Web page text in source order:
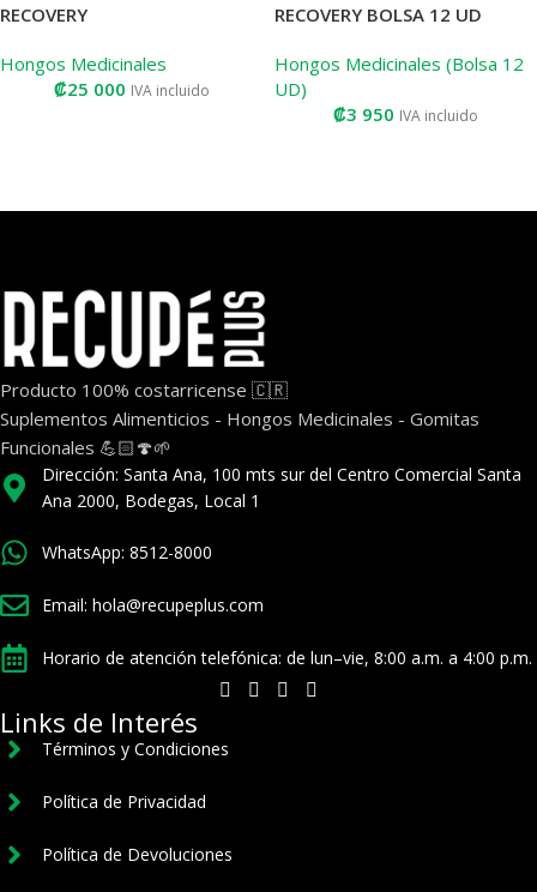
RECOVERY
Hongos Medicinales
₡25 000 IVA incluido
RECOVERY BOLSA 12 UD
Hongos Medicinales (Bolsa 12
UD)
₡3 950 IVA incluido
Producto 100% costarricense 🇨🇷
Suplementos Alimenticios - Hongos Medicinales - Gomitas
Funcionales 💪🏻🍄🌱
Dirección: Santa Ana, 100 mts sur del Centro Comercial Santa
Ana 2000, Bodegas, Local 1
WhatsApp: 8512-8000
Email: hola@recupeplus.com
Horario de atención telefónica: de lun–vie, 8:00 a.m. a 4:00 p.m.
Links de Interés
Términos y Condiciones
Política de Privacidad
Política de Devoluciones